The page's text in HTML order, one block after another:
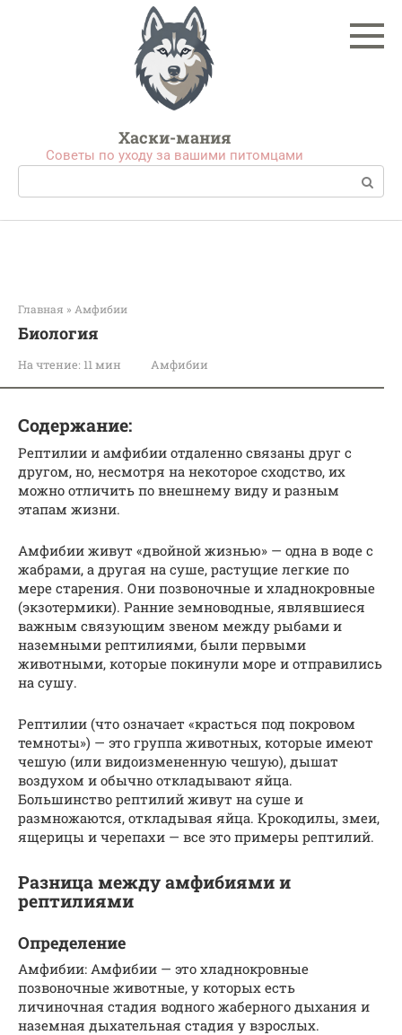
Хаски-мания
Советы по уходу за вашими питомцами
Поиск:
Главная » Амфибии
Биология
На чтение: 11 мин Амфибии
Содержание:
Рептилии и амфибии отдаленно связаны друг с
другом, но, несмотря на некоторое сходство, их
можно отличить по внешнему виду и разным
этапам жизни.
Амфибии живут «двойной жизнью» — одна в воде с
жабрами, а другая на суше, растущие легкие по
мере старения. Они позвоночные и хладнокровные
(экзотермики). Ранние земноводные, являвшиеся
важным связующим звеном между рыбами и
наземными рептилиями, были первыми
животными, которые покинули море и отправились
на сушу.
Рептилии (что означает «красться под покровом
темноты») — это группа животных, которые имеют
чешую (или видоизмененную чешую), дышат
воздухом и обычно откладывают яйца.
Большинство рептилий живут на суше и
размножаются, откладывая яйца. Крокодилы, змеи,
ящерицы и черепахи — все это примеры рептилий.
Разница между амфибиями и
рептилиями
Определение
Амфибии: Амфибии — это хладнокровные
позвоночные животные, у которых есть
личиночная стадия водного жаберного дыхания и
наземная дыхательная стадия у взрослых.